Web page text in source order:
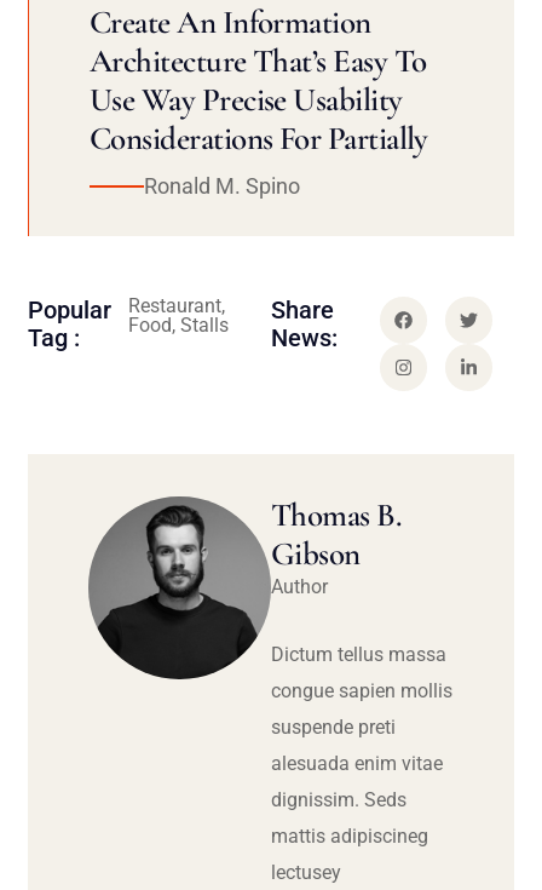
Create An Information
Architecture That’s Easy To
Use Way Precise Usability
Considerations For Partially
Ronald M. Spino
Popular
Tag :
Restaurant,
Food, Stalls
Share
News:
Thomas B.
Gibson
Author
Dictum tellus massa
congue sapien mollis
suspende preti
alesuada enim vitae
dignissim. Seds
mattis adipiscineg
lectusey